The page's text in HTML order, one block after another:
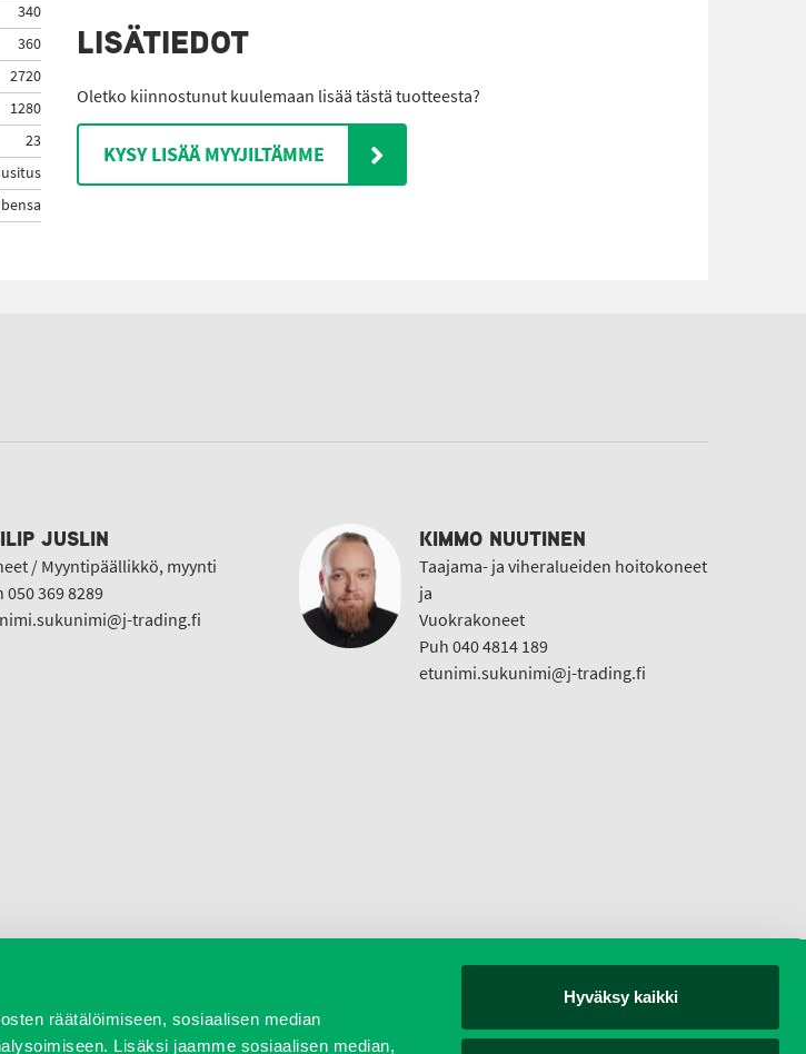
räätälöimiseen, sosiaalisen median
Lisäksi jaamme sosiaalisen median,
Hyväksy kaikki
340
360
2720
1280
23
LISÄTIEDOT
Oletko kiinnostunut kuulemaan lisää tästä tuotteesta?
KYSY LISÄÄ MYYJILTÄMME
JUSLIN
/ Myyntipäällikkö, myynti
050 369 8289
trading.fi
KIMMO NUUTINEN
Taajama- ja viheralueiden hoitokoneet
ja
Vuokrakoneet
Puh 040 4814 189
etunimi.sukunimi@j-trading.fi
JT Vuokrakone Jälleenmyyjät